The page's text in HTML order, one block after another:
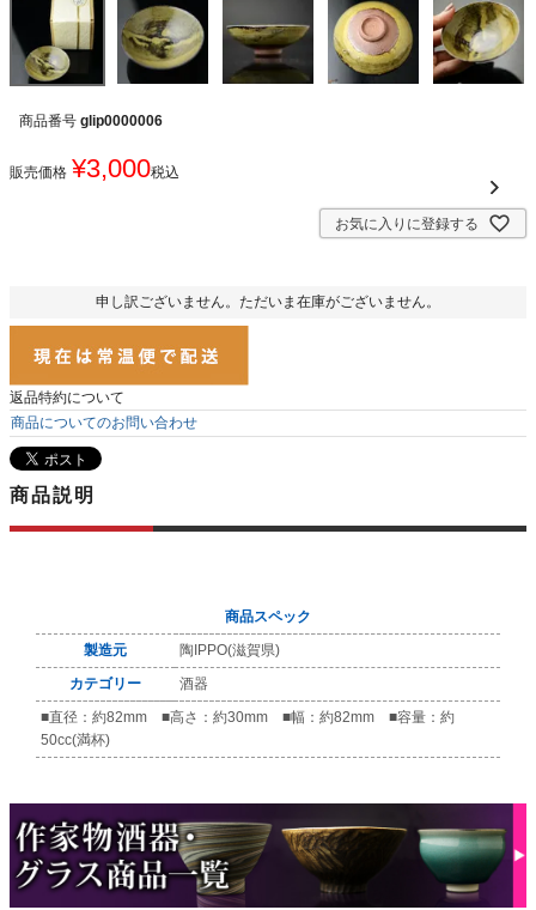
商品番号 glip0000006
販売価格 ¥3,000税込
お気に入りに登録する
申し訳ございません。ただいま在庫がございません。
返品特約について
商品についてのお問い合わせ
商品説明
商品スペック
製造元
陶IPPO(滋賀県)
カテゴリー
酒器
■直径：約82mm ■高さ：約30mm ■幅：約82mm ■容量：約
50cc(満杯)